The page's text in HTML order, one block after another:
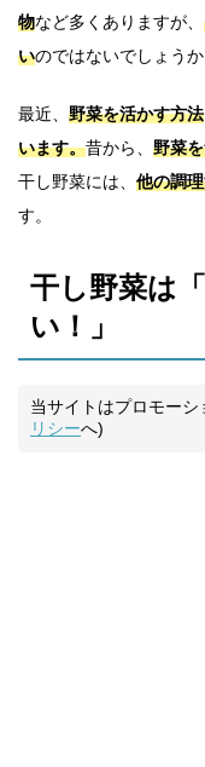
物など多くありますが、
いのではないでしょうか
最近、 野菜を活かす方法
います。昔から、 野菜
干し野菜には、 他の調
す。
干し野菜は
い！」
当サイトはプロモー
リシーへ)